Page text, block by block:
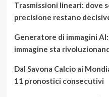
mondo
della
Trasmissioni lineari: dove
precisione restano
Generatore di immagini AI:
immagine sta
Dal Savona Calcio ai
11 pronostici consecutivi